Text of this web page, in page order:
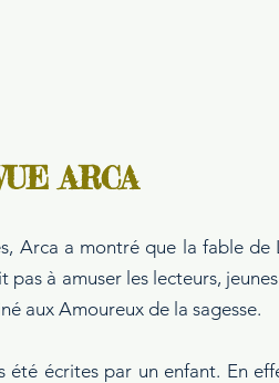
ARCA
Arca a montré que la fable de
à amuser les lecteurs,
aux Amoureux de la sagesse.
été écrites par un enfant. En